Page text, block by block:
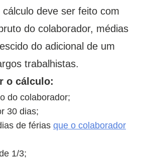
cálculo deve ser feito com
do colaborador, médias
do adicional de um
trabalhistas.
o cálculo:
do colaborador;
30 dias;
de férias que o colaborador
1/3;